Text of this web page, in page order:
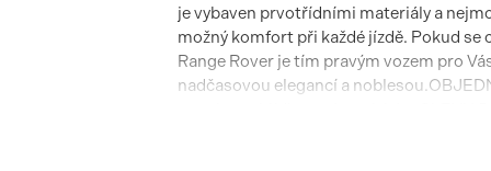
je vybaven prvotřídními materiály a
možný komfort při každé jízdě. Pokud
Range Rover je tím pravým vozem pro
nadčasovou elegancí a
servisu nebo si vzít vlastního
Garantujeme původ vozu i č. karoserie.